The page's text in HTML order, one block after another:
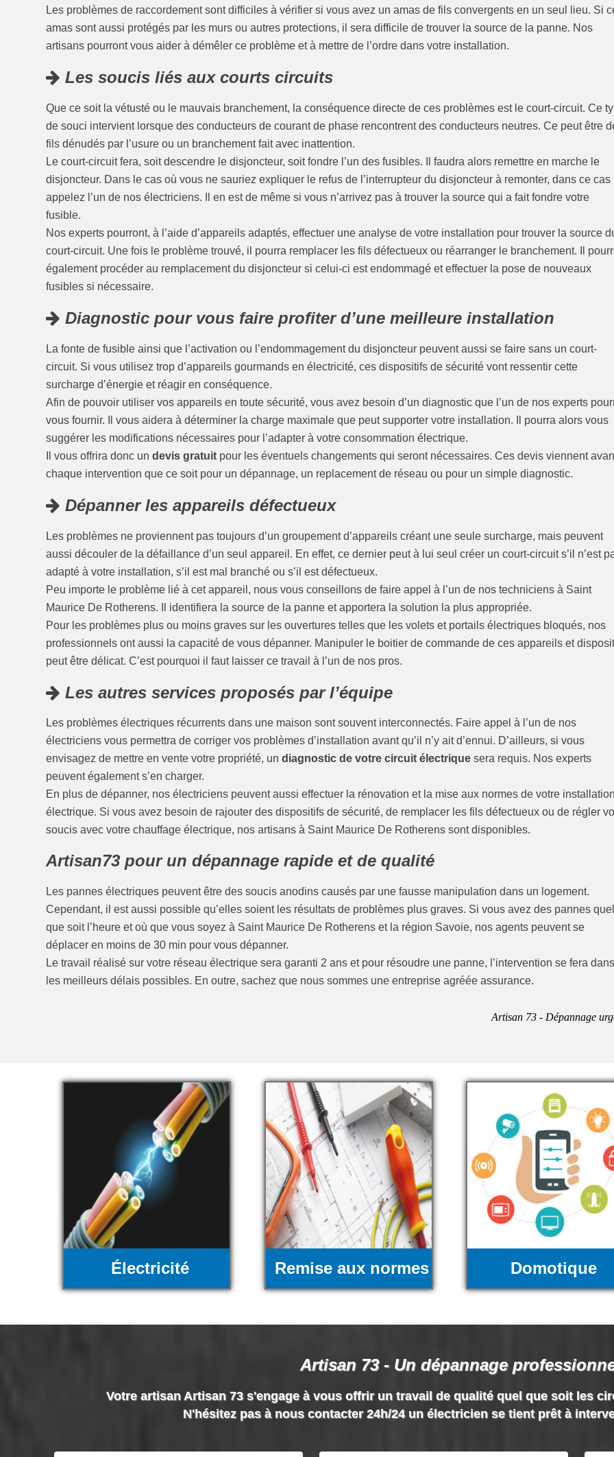
Les problèmes de raccordement sont difficiles à vérifier si vous avez un amas de fils convergents en un seul lieu. Si
amas sont aussi protégés par les murs ou autres protections, il sera difficile de trouver la source de la panne. Nos
artisans pourront vous aider à démêler ce problème et à mettre de l’ordre dans votre installation.
Les soucis liés aux courts circuits
Que ce soit la vétusté ou le mauvais branchement, la conséquence directe de ces problèmes est le court-circuit. Ce
de souci intervient lorsque des conducteurs de courant de phase rencontrent des conducteurs neutres. Ce peut être
fils dénudés par l’usure ou un branchement fait avec inattention.
Le court-circuit fera, soit descendre le disjoncteur, soit fondre l’un des fusibles. Il faudra alors remettre en marche le
disjoncteur. Dans le cas où vous ne sauriez expliquer le refus de l’interrupteur du disjoncteur à remonter, dans ce cas
appelez l’un de nos électriciens. Il en est de même si vous n’arrivez pas à trouver la source qui a fait fondre votre
fusible.
Nos experts pourront, à l’aide d’appareils adaptés, effectuer une analyse de votre installation pour trouver la source
court-circuit. Une fois le problème trouvé, il pourra remplacer les fils défectueux ou réarranger le branchement. Il
également procéder au remplacement du disjoncteur si celui-ci est endommagé et effectuer la pose de nouveaux
fusibles si nécessaire.
Diagnostic pour vous faire profiter d’une meilleure installation
La fonte de fusible ainsi que l’activation ou l’endommagement du disjoncteur peuvent aussi se faire sans un court-
circuit. Si vous utilisez trop d’appareils gourmands en électricité, ces dispositifs de sécurité vont ressentir cette
surcharge d’énergie et réagir en conséquence.
Afin de pouvoir utiliser vos appareils en toute sécurité, vous avez besoin d’un diagnostic que l’un de nos experts
vous fournir. Il vous aidera à déterminer la charge maximale que peut supporter votre installation. Il pourra alors vous
suggérer les modifications nécessaires pour l’adapter à votre consommation électrique.
Il vous offrira donc undevis gratuit pour les éventuels changements qui seront nécessaires. Ces devis viennent
chaque intervention que ce soit pour un dépannage, un replacement de réseau ou pour un simple diagnostic.
Dépanner les appareils défectueux
Les problèmes ne proviennent pas toujours d’un groupement d’appareils créant une seule surcharge, mais peuvent
aussi découler de la défaillance d’un seul appareil. En effet, ce dernier peut à lui seul créer un court-circuit s’il n’est
adapté à votre installation, s’il est mal branché ou s’il est défectueux.
Peu importe le problème lié à cet appareil, nous vous conseillons de faire appel à l’un de nos techniciens à Saint
Maurice De Rotherens. Il identifiera la source de la panne et apportera la solution la plus appropriée.
Pour les problèmes plus ou moins graves sur les ouvertures telles que les volets et portails électriques bloqués, nos
professionnels ont aussi la capacité de vous dépanner. Manipuler le boitier de commande de ces appareils et
peut être délicat. C’est pourquoi il faut laisser ce travail à l’un de nos pros.
Les autres services proposés par l’équipe
Les problèmes électriques récurrents dans une maison sont souvent interconnectés. Faire appel à l’un de nos
électriciens vous permettra de corriger vos problèmes d’installation avant qu’il n’y ait d’ennui. D’ailleurs, si vous
envisagez de mettre en vente votre propriété, undiagnostic de votre circuit électrique sera requis. Nos experts
peuvent également s’en charger.
En plus de dépanner, nos électriciens peuvent aussi effectuer la rénovation et la mise aux normes de votre installation
électrique. Si vous avez besoin de rajouter des dispositifs de sécurité, de remplacer les fils défectueux ou de régler
soucis avec votre chauffage électrique, nos artisans à Saint Maurice De Rotherens sont disponibles.
Artisan73 pour un dépannage rapide et de qualité
Les pannes électriques peuvent être des soucis anodins causés par une fausse manipulation dans un logement.
Cependant, il est aussi possible qu’elles soient les résultats de problèmes plus graves. Si vous avez des pannes
que soit l’heure et où que vous soyez à Saint Maurice De Rotherens et la région Savoie, nos agents peuvent se
déplacer en moins de 30 min pour vous dépanner.
Le travail réalisé sur votre réseau électrique sera garanti 2 ans et pour résoudre une panne, l’intervention se fera dans
les meilleurs délais possibles. En outre, sachez que nous sommes une entreprise agréée assurance.
Artisan 73 - Dépannage
Électricité Remise aux normes Domotique
Artisan 73 - Un dépannage
Votre artisan Artisan 73 s'engage à vous offrir un travail de qualité quel que soit les
N'hésitez pas à nous contacter 24h/24 un électricien se tient prêt à